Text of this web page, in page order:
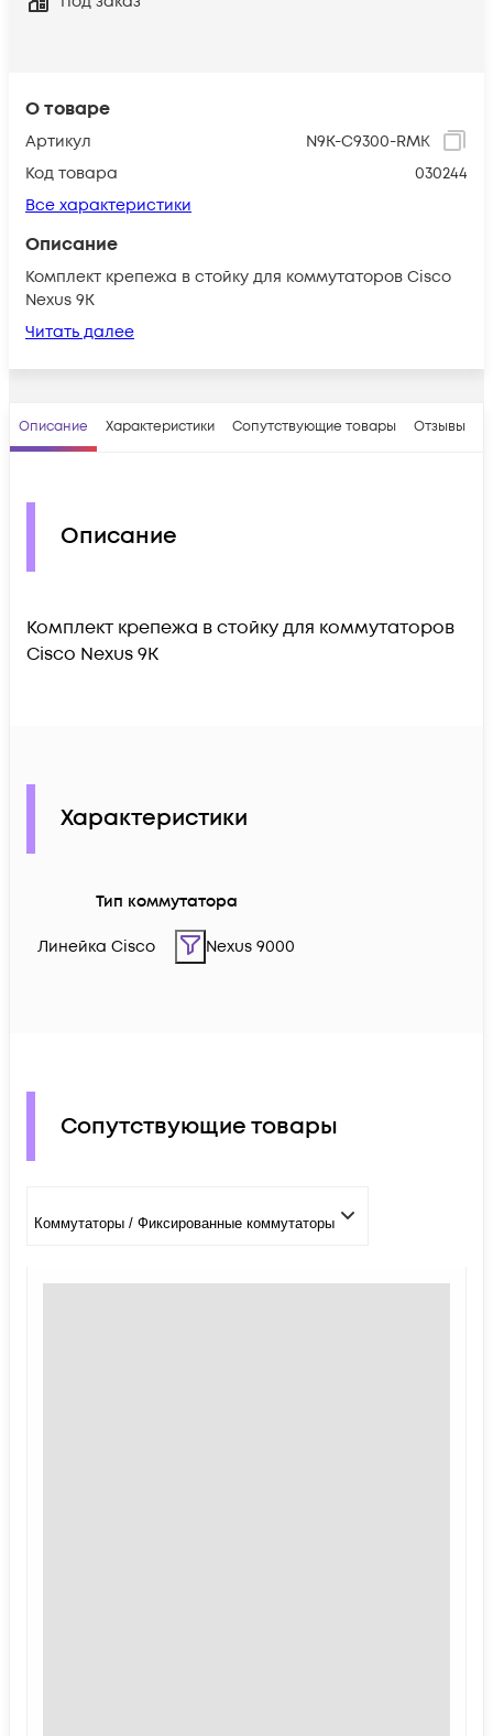
О товаре
Артикул
N9K-C9300-RMK
Код товара
030244
Все характеристики
Описание
Комплект крепежа в стойку для коммутаторов Cisco
Nexus 9K
Читать далее
Описание Характеристики Сопутствующие товары Отзывы
Описание
Комплект крепежа в стойку для коммутаторов
Cisco Nexus 9K
Характеристики
Тип коммутатора
Линейка Cisco Nexus 9000
Сопутствующие товары
Коммутаторы / Фиксированные коммутаторы